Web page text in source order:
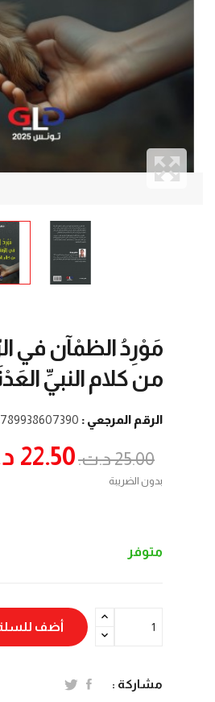
مَوْرِدُ الظمْآن في
من كلام النبيِّ
الرقم المرجعي :
25.00 د.ت.‏ 22.50 د.ت.‏
بدون الضريبة
متوفر
أضف
مشاركة :